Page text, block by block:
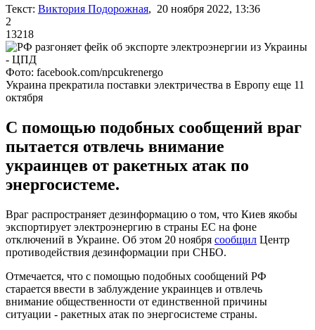
Текст: Виктория Подорожная, 20 ноября 2022, 13:36
2
13218
Фото: facebook.com/npcukrenergo
Украина прекратила поставки электричества в Европу еще 11
октября
С помощью подобных сообщений враг
пытается отвлечь внимание
украинцев от ракетных атак по
энергосистеме.
Враг распространяет дезинформацию о том, что Киев якобы
экспортирует электроэнергию в страны ЕС на фоне
отключений в Украине. Об этом 20 ноября сообщил Центр
противодействия дезинформации при СНБО.
Отмечается, что с помощью подобных сообщений РФ
старается ввести в заблуждение украинцев и отвлечь
внимание общественности от единственной причины
ситуации - ракетных атак по энергосистеме страны.